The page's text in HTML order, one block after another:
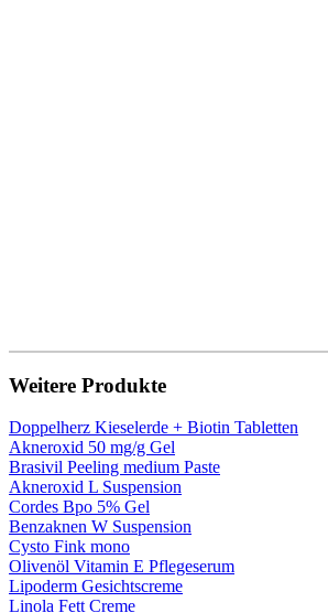
Weitere Produkte
Doppelherz Kieselerde + Biotin Tabletten
Akneroxid 50 mg/g Gel
Brasivil Peeling medium Paste
Akneroxid L Suspension
Cordes Bpo 5% Gel
Benzaknen W Suspension
Cysto Fink mono
Olivenöl Vitamin E Pflegeserum
Lipoderm Gesichtscreme
Linola Fett Creme